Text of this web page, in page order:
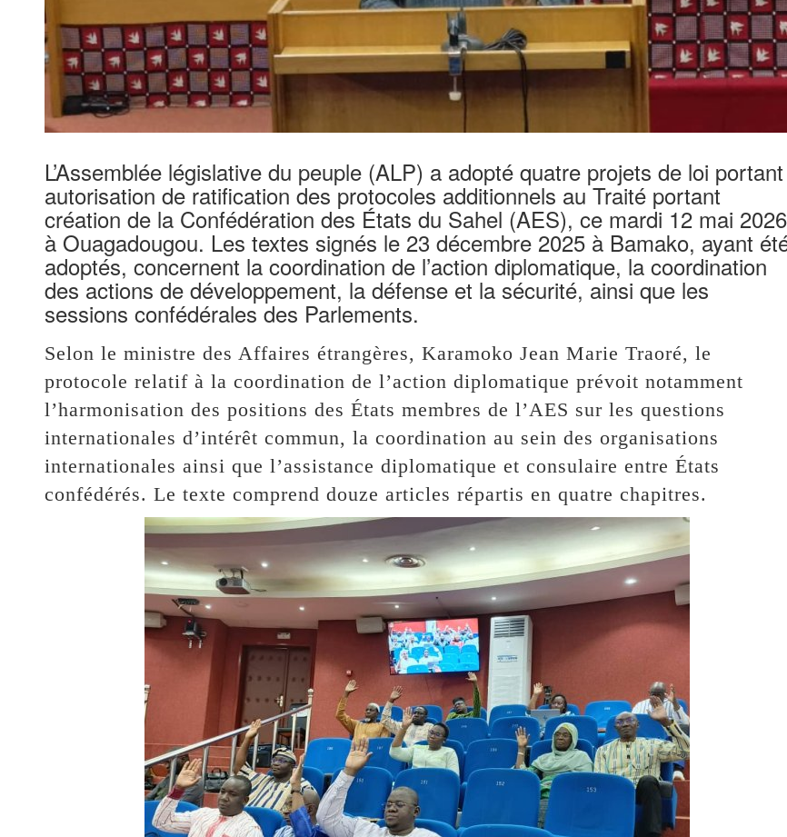
L’Assemblée législative du peuple (ALP) a adopté quatre projets de loi portant
autorisation de ratification des protocoles additionnels au Traité portant
création de la Confédération des États du Sahel (AES), ce mardi 12 mai 2026
à Ouagadougou. Les textes signés le 23 décembre 2025 à Bamako, ayant
adoptés, concernent la coordination de l’action diplomatique, la coordination
des actions de développement, la défense et la sécurité, ainsi que les
sessions confédérales des Parlements.
Selon le ministre des Affaires étrangères, Karamoko Jean Marie Traoré, le
protocole relatif à la coordination de l’action diplomatique prévoit notamment
l’harmonisation des positions des États membres de l’AES sur les questions
internationales d’intérêt commun, la coordination au sein des organisations
internationales ainsi que l’assistance diplomatique et consulaire entre États
confédérés. Le texte comprend douze articles répartis en quatre chapitres.